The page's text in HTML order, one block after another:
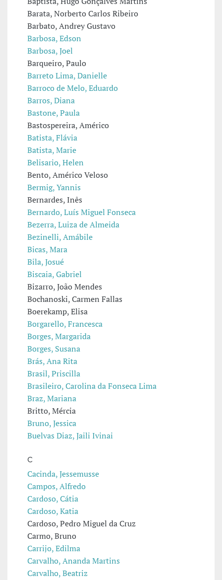
Barata, Norberto Carlos Ribeiro
Barbato, Andrey Gustavo
Barbosa, Edson
Barbosa, Joel
Barqueiro, Paulo
Barreto Lima, Danielle
Barroco de Melo, Eduardo
Barros, Diana
Bastone, Paula
Bastospereira, Américo
Batista, Flávia
Batista, Marie
Belisario, Helen
Bento, Américo Veloso
Bermig, Yannis
Bernardes, Inês
Bernardo, Luís Miguel Fonseca
Bezerra, Luiza de Almeida
Bezinelli, Amábile
Bicas, Mara
Bila, Josué
Biscaia, Gabriel
Bizarro, João Mendes
Bochanoski, Carmen Fallas
Boerekamp, Elisa
Borgarello, Francesca
Borges, Margarida
Borges, Susana
Brás, Ana Rita
Brasil, Priscilla
Brasileiro, Carolina da Fonseca Lima
Braz, Mariana
Britto, Mércia
Bruno, Jessica
Buelvas Diaz, Jaili Ivinai
C
Cacinda, Jessemusse
Campos, Alfredo
Cardoso, Cátia
Cardoso, Katia
Cardoso, Pedro Miguel da Cruz
Carmo, Bruno
Carrijo, Edilma
Carvalho, Ananda Martins
Carvalho, Beatriz